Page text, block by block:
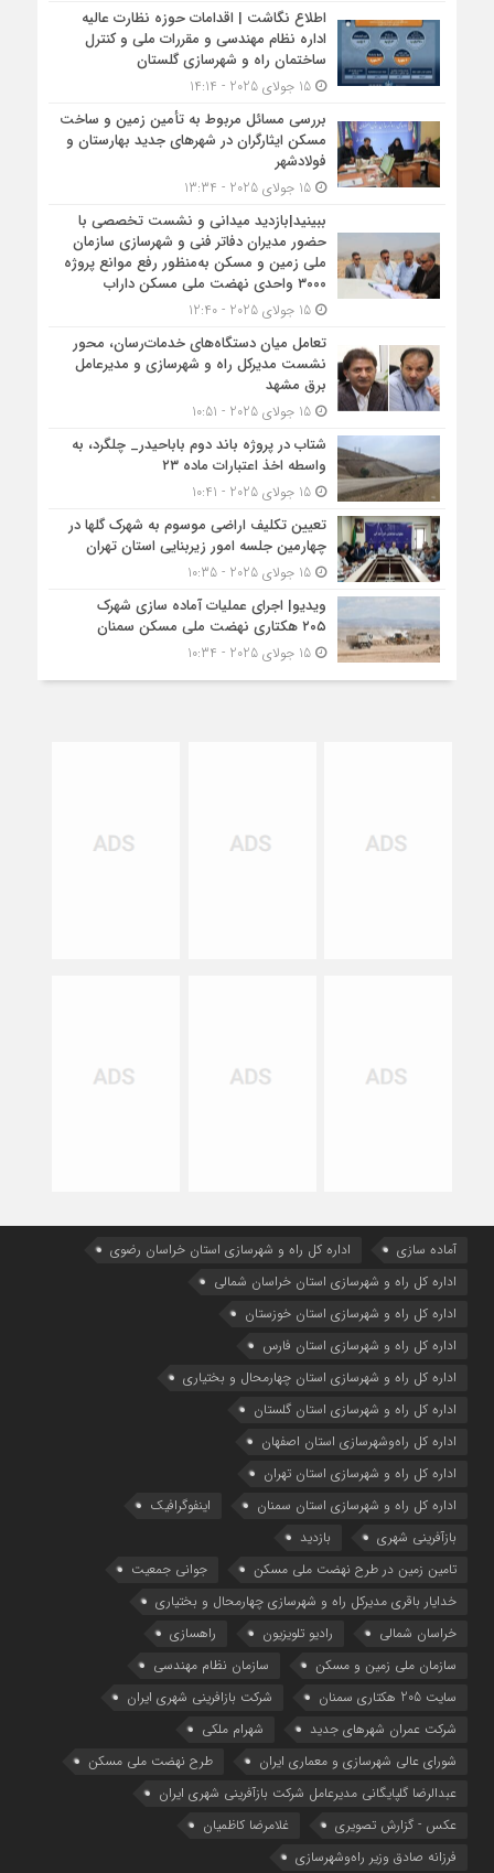
اطلاع نگاشت | اقدامات حوزه نظارت عالیه
اداره نظام مهندسی و مقررات ملی و کنترل
ساختمان راه و شهرسازی گلستان
15 جولای 2025 - 14:14
بررسی مسائل مربوط به تأمین زمین و ساخت
مسکن ایثارگران در شهرهای جدید بهارستان و
فولادشهر
15 جولای 2025 - 13:34
ببینید|بازدید میدانی و نشست تخصصی با
حضور مدیران دفاتر فنی و شهرسازی سازمان
ملی زمین و مسکن به‌منظور رفع موانع پروژه
۳۰۰۰ واحدی نهضت ملی مسکن داراب
15 جولای 2025 - 12:40
تعامل میان دستگاه‌های خدمات‌رسان، محور
نشست مدیرکل راه و شهرسازی و مدیرعامل
برق مشهد
15 جولای 2025 - 10:51
شتاب در پروژه باند دوم باباحیدر_ چلگرد، به
واسطه اخذ اعتبارات ماده ۲۳
15 جولای 2025 - 10:41
تعیین تکلیف اراضی موسوم به شهرک گلها در
چهارمین جلسه امور زیربنایی استان تهران
15 جولای 2025 - 10:35
ویدیو| اجرای عملیات آماده سازی شهرک
۲۰۵ هکتاری نهضت ملی مسکن سمنان
15 جولای 2025 - 10:34
آماده سازی
اداره كل راه و شهرسازي استان خراسان رضوي
اداره كل راه و شهرسازي استان خراسان شمالي
اداره كل راه و شهرسازي استان خوزستان
اداره كل راه و شهرسازي استان فارس
اداره كل راه و شهرسازي استان چهارمحال و بختياري
اداره كل راه و شهرسازي استان گلستان
اداره كل راه‌و‌شهرسازي استان اصفهان
اداره کل راه و شهرسازی استان تهران
اداره کل راه و شهرسازی استان سمنان
اینفوگرافیک
بازآفرینی شهری
بازدید
تامین زمین در طرح نهضت ملی مسکن
جوانی جمعیت
خدایار باقری مدیرکل راه و شهرسازی چهارمحال و بختیاری
خراسان شمالی
رادیو تلویزیون
راهسازی
سازمان ملی زمین و مسکن
سازمان نظام مهندسی
سایت 205 هکتاری سمنان
شرکت بازافرینی شهری ایران
شرکت عمران شهرهای جدید
شهرام ملکی
شوراي عالي شهرسازی و معماري ايران
طرح نهضت ملی مسکن
عبدالرضا گلپایگانی مدیرعامل شرکت بازآفرینی شهری ایران
عکس - گزارش تصویری
غلامرضا کاظمیان
فرزانه صادق وزیر راه‌وشهرسازی